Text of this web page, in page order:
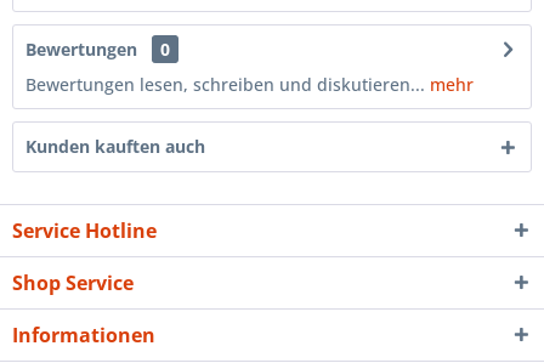
Bewertungen
0
Bewertungen lesen, schreiben und diskutieren... mehr
Kunden kauften auch
Service Hotline
Shop Service
Informationen